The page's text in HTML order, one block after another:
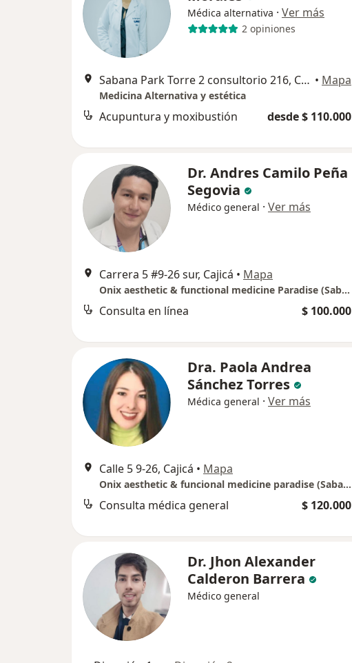
Médica alternativa · Ver más
2 opiniones
Sabana Park Torre 2 consultorio 216, Cajicá • Mapa
Medicina Alternativa y estética
Acupuntura y moxibustión desde $ 110.000
Dr. Andres Camilo Peña
Segovia
Médico general · Ver más
Carrera 5 #9-26 sur, Cajicá • Mapa
Onix aesthetic & functional medicine Paradise (Sabana Park-)
Consulta en línea $ 100.000
Dra. Paola Andrea
Sánchez Torres
Médica general · Ver más
Calle 5 9-26, Cajicá • Mapa
Onix aesthetic & funcional medicine paradise (Sabana Park)
Consulta médica general $ 120.000
Dr. Jhon Alexander
Calderon Barrera
Médico general